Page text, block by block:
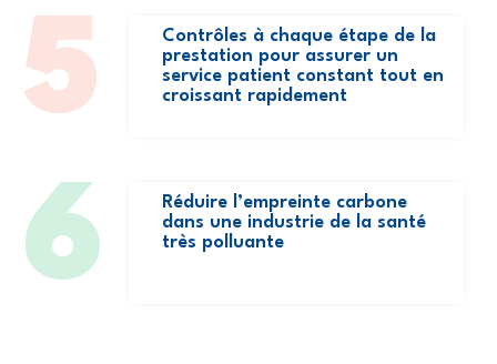
5
Contrôles à chaque étape de la
prestation pour assurer un
service patient constant tout en
croissant rapidement
6
Réduire l’empreinte carbone
dans une industrie de la santé
très polluante